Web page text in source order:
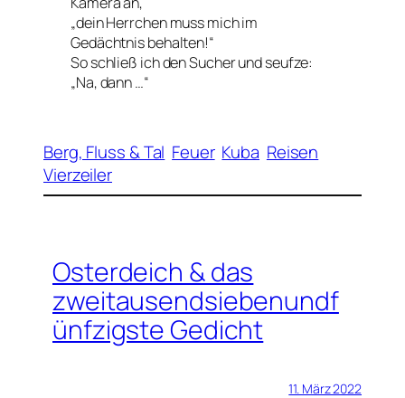
„dein Herrchen muss mich im
Gedächtnis behalten!“
So schließ ich den Sucher und seufze:
„Na, dann …“
Berg, Fluss & Tal Feuer Kuba Reisen
Vierzeiler
Osterdeich & das
zweitausendsiebenundf
ünfzigste Gedicht
11. März 2022